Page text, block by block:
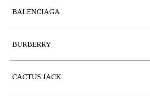
BALENCIAGA
BURBERRY
CACTUS JACK